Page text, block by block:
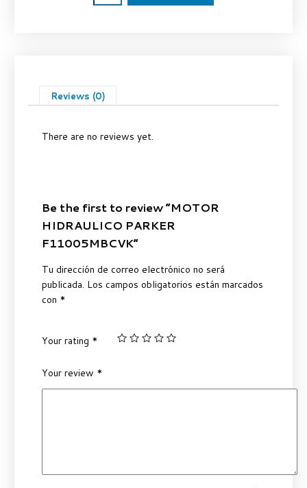
Reviews (0)
There are no reviews yet.
Be the first to review “MOTOR
HIDRAULICO PARKER
F11005MBCVK”
Tu dirección de correo electrónico no será
publicada. Los campos obligatorios están marcados
con *
Your rating *
Your review *